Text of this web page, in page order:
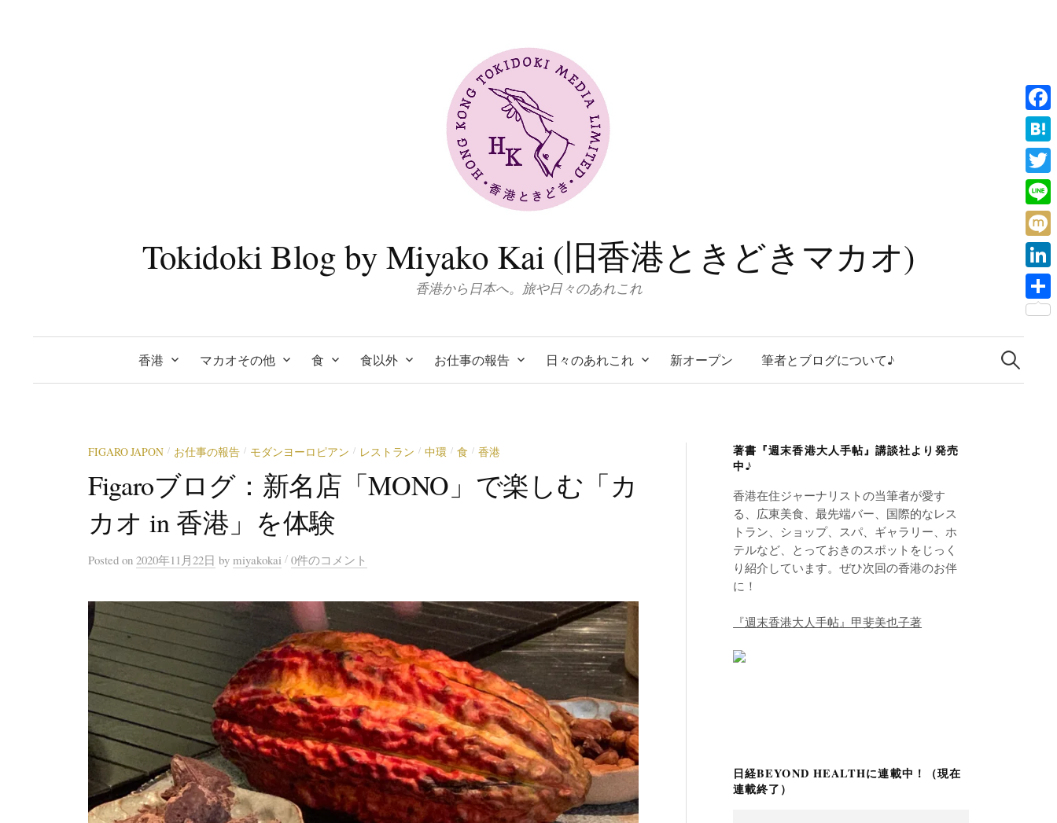
Tokidoki Blog by Miyako Kai (旧香港ときどきマカオ)
香港から日本へ。旅や日々のあれこれ
香港 マカオその他 食 食以外 お仕事の報告 日々のあれこれ 新オープン 筆者とブログについて♪
検
索:
FIGARO JAPON / お仕事の報告 / モダンヨーロピアン / レストラン / 中環 / 食 / 香港
Figaroブログ：新名店「MONO」で楽しむ「カ
カオ in 香港」を体験
Posted on 2020年11月22日 by miyakokai / 0件のコメント
著書『週末香港大人手帖』講談社より発売
中♪
香港在住ジャーナリストの当筆者が愛す
る、広東美食、最先端バー、国際的なレス
トラン、ショップ、スパ、ギャラリー、ホ
テルなど、とっておきのスポットをじっく
り紹介しています。ぜひ次回の香港のお伴
に！
『週末香港大人手帖』甲斐美也子著
日経BEYOND HEALTHに連載中！（現在
連載終了）
F
a
c
e
b
o
o
k
H
a
t
e
n
a
T
w
i
t
e
L
i
n
e
M
i
x
L
i
共